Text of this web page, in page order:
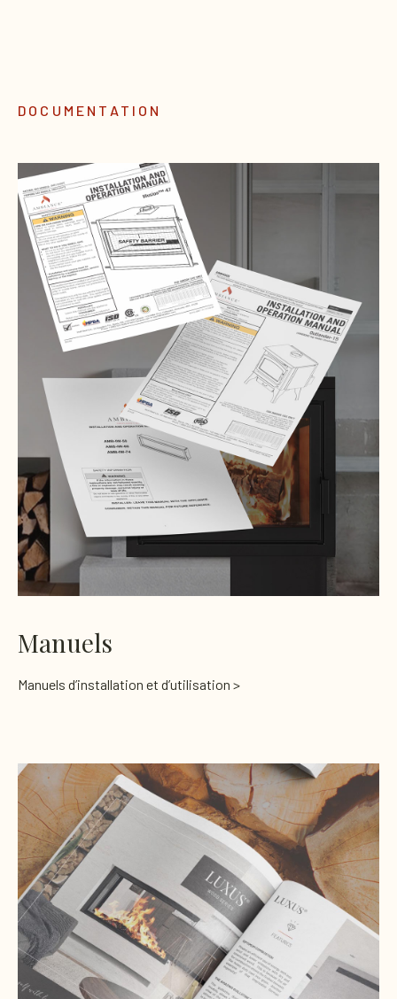
DOCUMENTATION
Manuels
Manuels d’installation et d’utilisation >